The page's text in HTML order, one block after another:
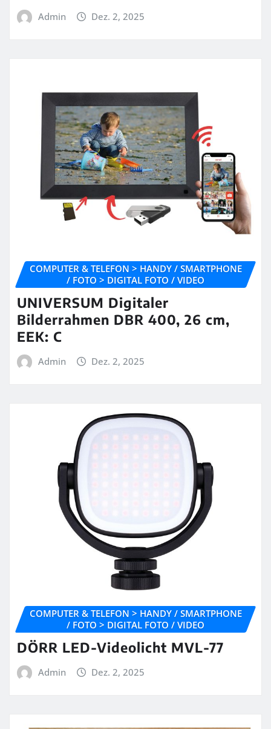
Admin Dez. 2, 2025
COMPUTER & TELEFON > HANDY / SMARTPHONE
/ FOTO > DIGITAL FOTO / VIDEO
UNIVERSUM Digitaler
Bilderrahmen DBR 400, 26 cm,
EEK: C
Admin Dez. 2, 2025
COMPUTER & TELEFON > HANDY / SMARTPHONE
/ FOTO > DIGITAL FOTO / VIDEO
DÖRR LED-Videolicht MVL-77
Admin Dez. 2, 2025